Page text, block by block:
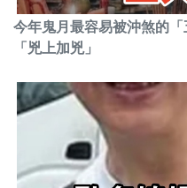
今年鬼月最容易被沖煞的
「兇上加兇」